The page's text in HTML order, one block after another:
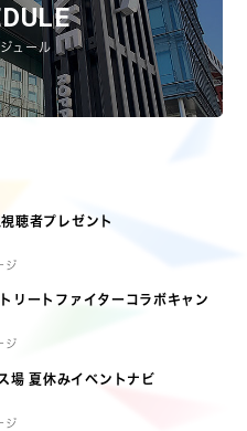
ュール
聴者プレゼント
ジ
リートファイターコラボキャン
ジ
場 夏休みイベントナビ
ジ